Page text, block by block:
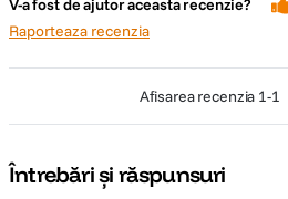
V-a fost de ajutor aceasta recenzie?
Raporteaza recenzia
afisarea recenzia 1-1
Întrebări și răspunsuri